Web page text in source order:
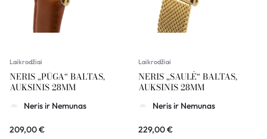
Laikrodžiai
NERIS „PŪGA“ BALTAS,
AUKSINIS 28MM
Neris ir Nemunas
209,00€
Laikrodžiai
NERIS „SAULĖ“ BALTAS,
AUKSINIS 28MM
Neris ir Nemunas
229,00€